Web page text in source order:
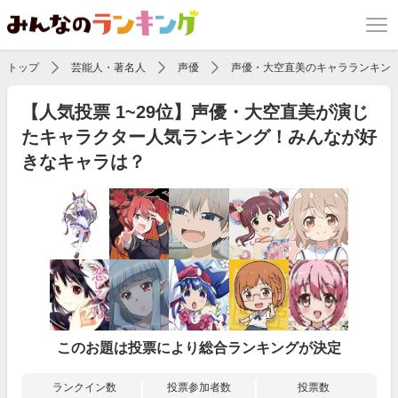
トップ 芸能人・著名人 声優 声優・大空直美のキャラランキン
【人気投票 1~29位】声優・大空直美が演じ
たキャラクター人気ランキング！みんなが好
きなキャラは？
このお題は投票により総合ランキングが決定
ランクイン数 投票参加者数 投票数